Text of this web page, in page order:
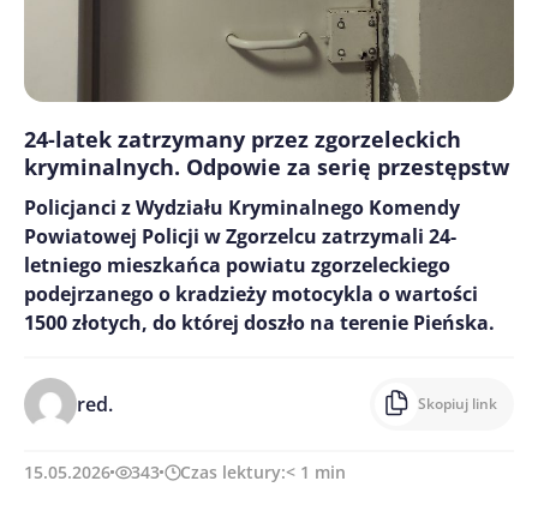
24-latek zatrzymany przez zgorzeleckich
kryminalnych. Odpowie za serię przestępstw
Policjanci z Wydziału Kryminalnego Komendy
Powiatowej Policji w Zgorzelcu zatrzymali 24-
letniego mieszkańca powiatu zgorzeleckiego
podejrzanego o kradzieży motocykla o wartości
1500 złotych, do której doszło na terenie Pieńska.
red. Skopiuj link
15.05.2026 343 Czas lektury:< 1 min